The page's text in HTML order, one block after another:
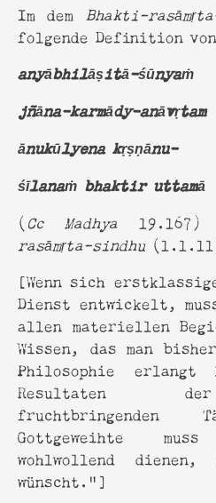
Im demBhakti-
folgende Definition
anyābhilāṣitā-śūnyaṁ
jñāna-karmādy-anāvṛtam
ānukūlyena kṛṣṇānu-
śīlanaṁ bhaktir uttamā
(Cc Madhya19.167)
rasāmṛta-sindhu
[Wenn sich
Dienst entwickelt,
allen materiellen
Wissen, das man
Philosophie
Resultaten
fruchtbringenden
Gottgeweihte
wohlwollend
wünscht."]